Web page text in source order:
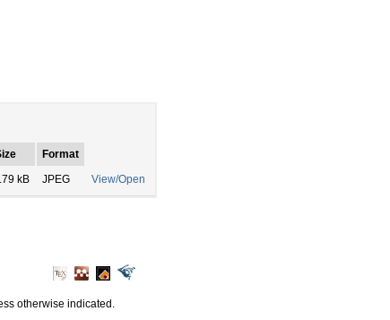
Format
kB JPEG View/Open
otherwise indicated.